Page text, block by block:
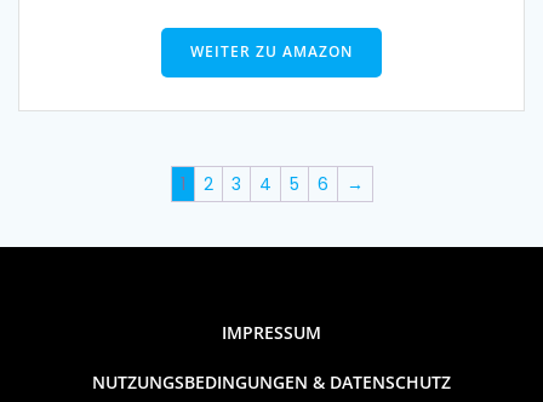
WEITER ZU AMAZON
1 2 3 4 5 6 →
IMPRESSUM
NUTZUNGSBEDINGUNGEN & DATENSCHUTZ